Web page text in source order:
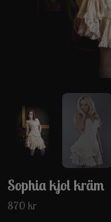
Sophia kjol kräm
870 kr